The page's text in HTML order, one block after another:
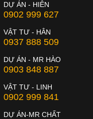
DỰ ÁN - HIÊN
0902 999 627
VẬT TƯ - HÂN
0937 888 509
DỰ ÁN - MR HÀO
0903 848 887
VẬT TƯ - LINH
0902 999 841
DỰ ÁN-MR CHẤT